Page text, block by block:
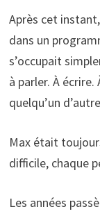
Après cet
dans un
s’occupait
à parler. À
quelqu’un
Max était
difficile, chaque
Les années